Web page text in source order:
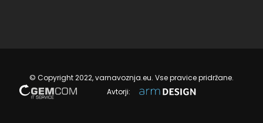
© Copyright 2022, varnavoznja.eu. Vse pravice pridržane.
Avtorji: